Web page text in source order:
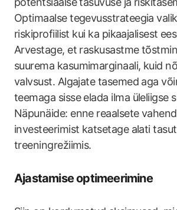
Optimaalse tegevusstrateegia
riskiprofiilist kui ka pikaajalisest
Arvestage, et raskusastme
suurema kasumimarginaali, kuid
valvsust. Algajate tasemed aga
teemaga sisse elada ilma üleliigse
Näpunäide: enne reaalsete
investeerimist katsetage alati
treeningrežiimis.
Ajastamise optimeerimine